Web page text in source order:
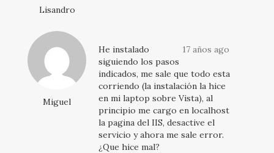
Lisandro
Miguel
17 años ago
He instalado
siguiendo los pasos
indicados, me sale que todo esta
corriendo (la instalación la hice
en mi laptop sobre Vista), al
principio me cargo en localhost
la pagina del IIS, desactive el
servicio y ahora me sale error.
¿Que hice mal?